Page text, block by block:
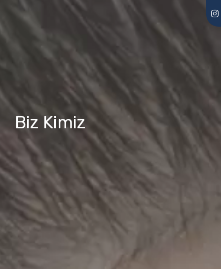
Biz Kimiz